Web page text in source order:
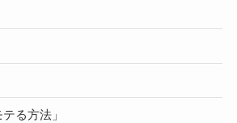
る方法」